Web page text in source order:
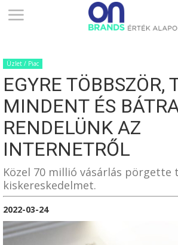
ONBRANDS
–
ÉRTÉK
ALAPON
Üzlet / Piac
EGYRE TÖBBSZÖR,
MINDENT ÉS
RENDELÜNK AZ
INTERNETRŐL
Közel 70 millió vásárlás pörgette
kiskereskedelmet.
2022-03-24